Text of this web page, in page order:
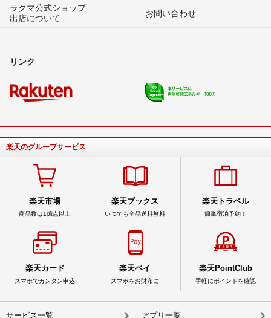
ラクマ公式ショップ
出店について
お問い合わせ
リンク
楽天のグループサービス
楽天市場
商品数は1億点以上
楽天ブックス
いつでも全品送料無料
楽天トラベル
簡単宿泊予約！
楽天カード
スマホでカンタン申込
楽天ペイ
スマホをお財布に
楽天PointClub
手軽にポイントを確認
サービス一覧 アプリ一覧